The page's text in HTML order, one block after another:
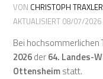
VON CHRISTOPH TRAXLER
AKTUALISIERT 08/07/2026
Bei
2026der64. Landes-
Ottensheimstatt.